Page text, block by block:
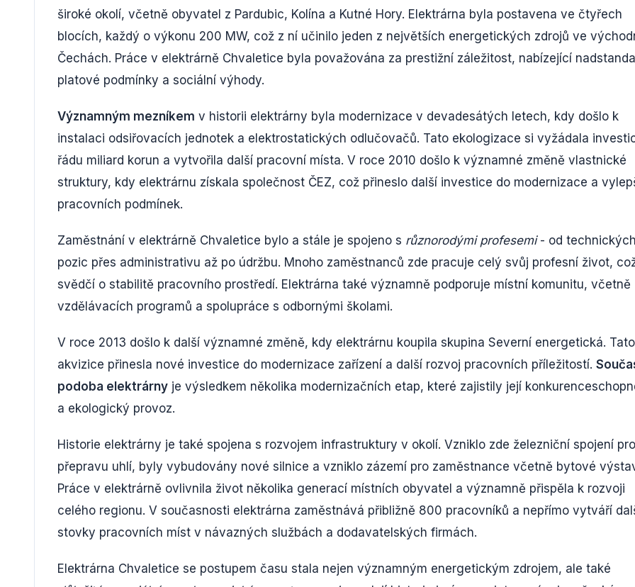
široké okolí, včetně obyvatel z Pardubic, Kolína a Kutné Hory. Elektrárna byla postavena ve čtyřech
blocích, každý o výkonu 200 MW, což z ní učinilo jeden z největších energetických zdrojů ve
Čechách. Práce v elektrárně Chvaletice byla považována za prestižní záležitost, nabízející
platové podmínky a sociální výhody.
Významným mezníkem v historii elektrárny byla modernizace v devadesátých letech, kdy došlo k
instalaci odsiřovacích jednotek a elektrostatických odlučovačů. Tato ekologizace si vyžádala
řádu miliard korun a vytvořila další pracovní místa. V roce 2010 došlo k významné změně vlastnické
struktury, kdy elektrárnu získala společnost ČEZ, což přineslo další investice do modernizace a
pracovních podmínek.
Zaměstnání v elektrárně Chvaletice bylo a stále je spojeno s různorodými profesemi- od technických
pozic přes administrativu až po údržbu. Mnoho zaměstnanců zde pracuje celý svůj profesní život,
svědčí o stabilitě pracovního prostředí. Elektrárna také významně podporuje místní komunitu, včetně
vzdělávacích programů a spolupráce s odbornými školami.
V roce 2013 došlo k další významné změně, kdy elektrárnu koupila skupina Severní energetická. Tato
akvizice přinesla nové investice do modernizace zařízení a další rozvoj pracovních příležitostí.
podoba elektrárny je výsledkem několika modernizačních etap, které zajistily její
a ekologický provoz.
Historie elektrárny je také spojena s rozvojem infrastruktury v okolí. Vzniklo zde železniční spojení pro
přepravu uhlí, byly vybudovány nové silnice a vzniklo zázemí pro zaměstnance včetně bytové
Práce v elektrárně ovlivnila život několika generací místních obyvatel a významně přispěla k rozvoji
celého regionu. V současnosti elektrárna zaměstnává přibližně 800 pracovníků a nepřímo vytváří
stovky pracovních míst v návazných službách a dodavatelských firmách.
Elektrárna Chvaletice se postupem času stala nejen významným energetickým zdrojem, ale také